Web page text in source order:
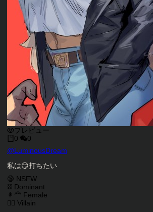
プレビュー
0
0
キャラクタークリエイター
@LuminousDream
キャラクター説明
私は😏打ちたい
キャラクタータグ
🔞 NSFW
⛓️ Dominant
👩‍🦰 Female
🦹‍♂️ Villain